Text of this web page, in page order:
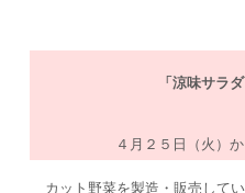
「涼味サラ
４月２５日（火）
カット野菜を製造・販売して